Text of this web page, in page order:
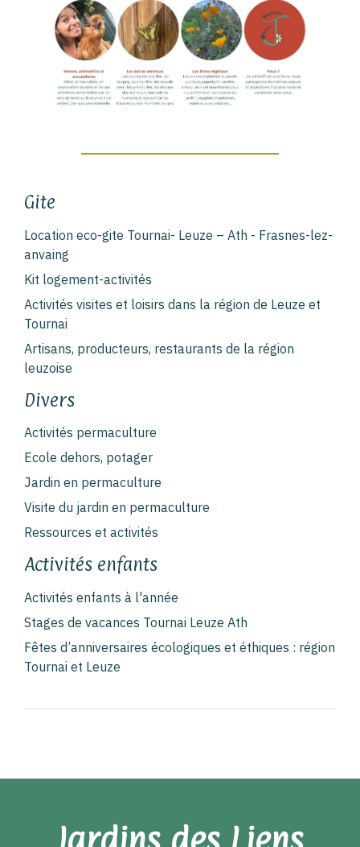
Gite
Location eco-gite Tournai- Leuze – Ath - Frasnes-lez-
anvaing
Kit logement-activités
Activités visites et loisirs dans la région de Leuze et
Tournai
Artisans, producteurs, restaurants de la région
leuzoise
Divers
Activités permaculture
Ecole dehors, potager
Jardin en permaculture
Visite du jardin en permaculture
Ressources et activités
Activités enfants
Activités enfants à l'année
Stages de vacances Tournai Leuze Ath
Fêtes d’anniversaires écologiques et éthiques : région
Tournai et Leuze